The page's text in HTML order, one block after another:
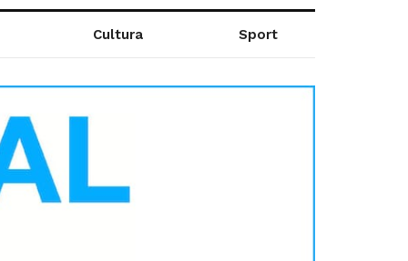
Cultura Sport